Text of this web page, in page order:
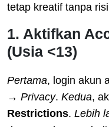
tetap kreatif tanpa
1. Aktifkan
(Usia <13)
Pertama, login akun
→ Privacy. Kedua,
Restrictions. Lebih